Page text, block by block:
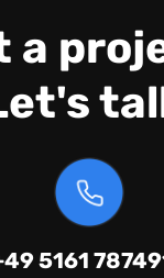
a
1615